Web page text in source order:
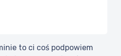
to ci coś podpowiem